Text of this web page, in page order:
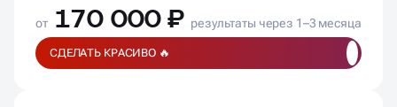
от 170 000 ₽ результаты через 1–3 месяца
СДЕЛАТЬ КРАСИВО 🔥